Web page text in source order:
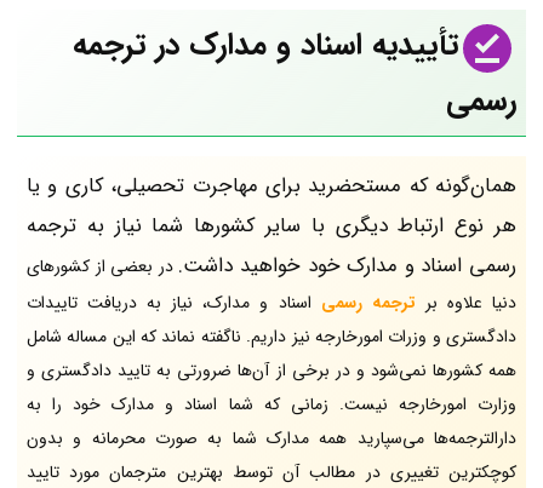
تأییدیه اسناد و مدارک در ترجمه
رسمی
همان‌گونه که مستحضرید برای مهاجرت تحصیلی، کاری و یا
هر نوع ارتباط دیگری با سایر کشورها شما نیاز به ترجمه
رسمی اسناد و مدارک خود خواهید داشت. در بعضی از کشورهای
دنیا علاوه بر ترجمه رسمی اسناد و مدارک، نیاز به دریافت تاییدات
دادگستری و وزرات امورخارجه نیز داریم. ناگفته نماند که این مساله شامل
همه کشورها نمی‌شود و در برخی از آن‌ها ضرورتی به تایید دادگستری و
وزارت امورخارجه نیست. زمانی که شما اسناد و مدارک خود را به
دارالترجمه‌ها می‌سپارید همه مدارک شما به صورت محرمانه و بدون
کوچکترین تغییری در مطالب آن توسط بهترین مترجمان مورد تایید